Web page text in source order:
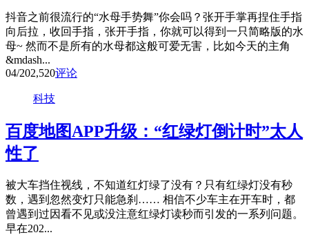
抖音之前很流行的“水母手势舞”你会吗？张开手掌再捏住手指
向后拉，收回手指，张开手指，你就可以得到一只简略版的水
母~ 然而不是所有的水母都这般可爱无害，比如今天的主角
&mdash...
04/202,520评论
科技
百度地图APP升级：“红绿灯倒计时”太人
性了
被大车挡住视线，不知道红灯绿了没有？只有红绿灯没有秒
数，遇到忽然变灯只能急刹…… 相信不少车主在开车时，都
曾遇到过因看不见或没注意红绿灯读秒而引发的一系列问题。
早在202...